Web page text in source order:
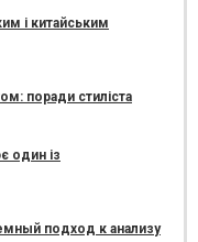
і китайським
поради стиліста
один із
подход к анализу